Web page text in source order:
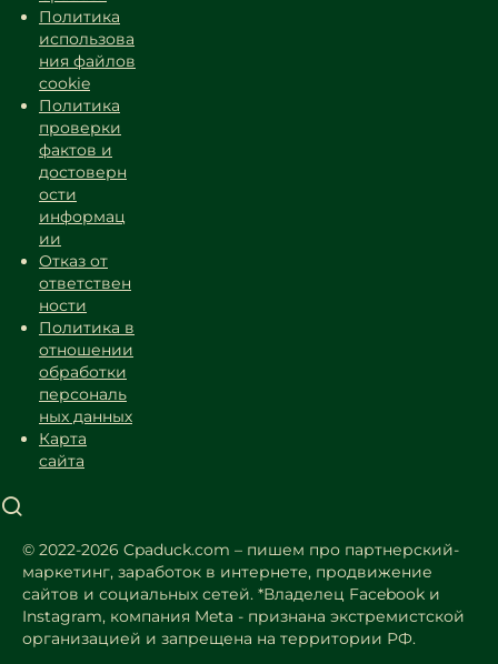
Политика
использова
ния файлов
cookie
Политика
проверки
фактов и
достоверн
ости
информац
ии
Отказ от
ответствен
ности
Политика в
отношении
обработки
персональ
ных данных
Карта
сайта
© 2022-2026 Cpaduck.com – пишем про партнерский-
маркетинг, заработок в интернете, продвижение
сайтов и социальных сетей. *Владелец Facebook и
Instagram, компания Meta - признана экстремистской
организацией и запрещена на территории РФ.